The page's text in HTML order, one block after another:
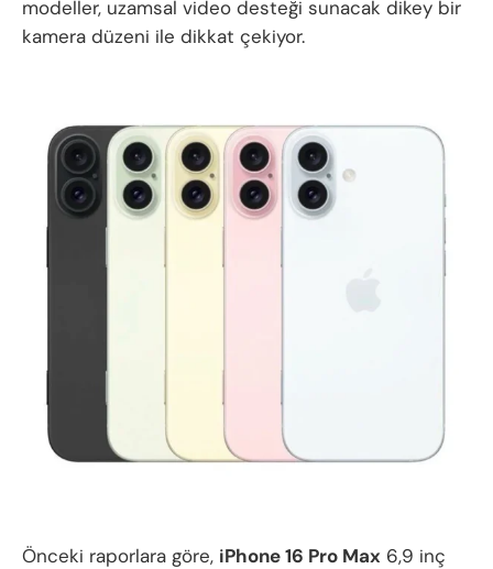
modeller, uzamsal video desteği sunacak dikey bir
kamera düzeni ile dikkat çekiyor.
Önceki raporlara göre, iPhone 16 Pro Max 6,9 inç